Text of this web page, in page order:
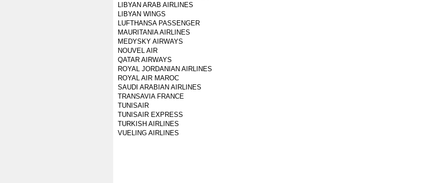
LIBYAN ARAB AIRLINES
LIBYAN WINGS
LUFTHANSA PASSENGER
MAURITANIA AIRLINES
MEDYSKY AIRWAYS
NOUVEL AIR
QATAR AIRWAYS
ROYAL JORDANIAN AIRLINES
ROYAL AIR MAROC
SAUDI ARABIAN AIRLINES
TRANSAVIA FRANCE
TUNISAIR
TUNISAIR EXPRESS
TURKISH AIRLINES
VUELING AIRLINES